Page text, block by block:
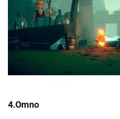
4.Omno